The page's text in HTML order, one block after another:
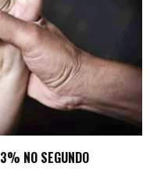
NO SEGUNDO